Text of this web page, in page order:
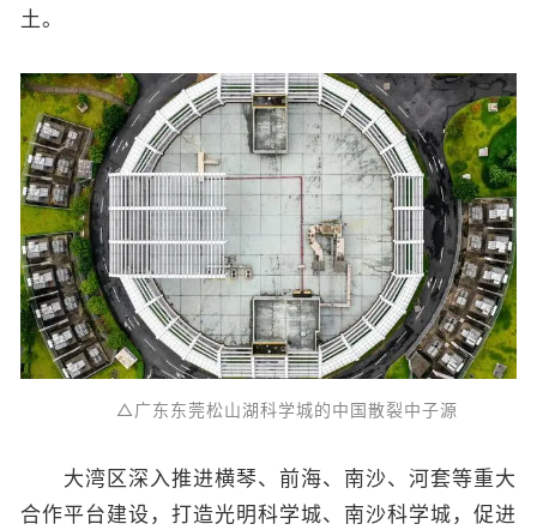
土。
△广东东莞松山湖科学城的中国散裂中子源
大湾区深入推进横琴、前海、南沙、河套等重大
合作平台建设，打造光明科学城、南沙科学城，促进